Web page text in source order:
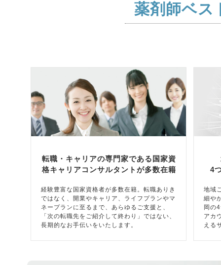
薬剤師ベス
転職・キャリアの専門家である国家資
格キャリアコンサルタントが多数在籍
経験豊富な国家資格者が多数在籍。転職ありき
ではなく、開業やキャリア、ライフプランやマ
ネープランに至るまで、あらゆるご支援と、
「次の転職先をご紹介して終わり」ではない、
長期的なお手伝いをいたします。
4
地域
細や
岡の
アカ
える